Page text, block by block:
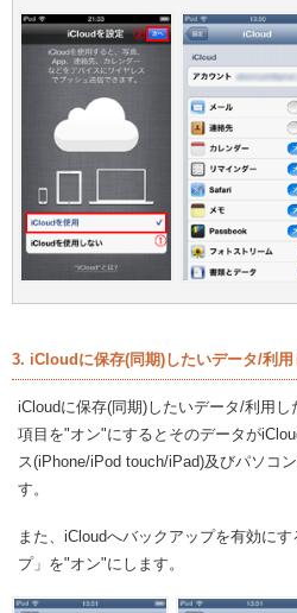
3. iCloudに保存(同期)したいデータ/利
iCloudに保存(同期)したいデータ/利用
項目を"オン"にするとそのデータが
ス(iPhone/iPod touch/iPad)及びパソコ
す。
また、iCloudへバックアップを有効に
プ」を"オン"にします。